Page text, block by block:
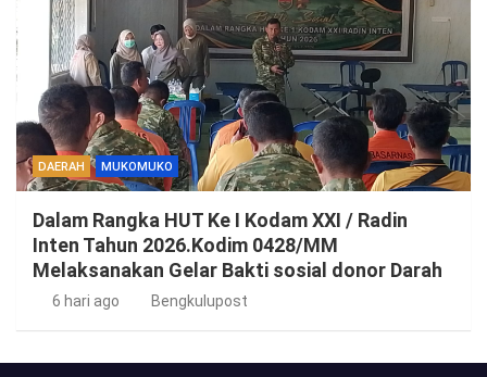
DAERAH MUKOMUKO
Dalam Rangka HUT Ke I Kodam XXI / Radin
Inten Tahun 2026.Kodim 0428/MM
Melaksanakan Gelar Bakti sosial donor Darah
6 hari ago Bengkulupost